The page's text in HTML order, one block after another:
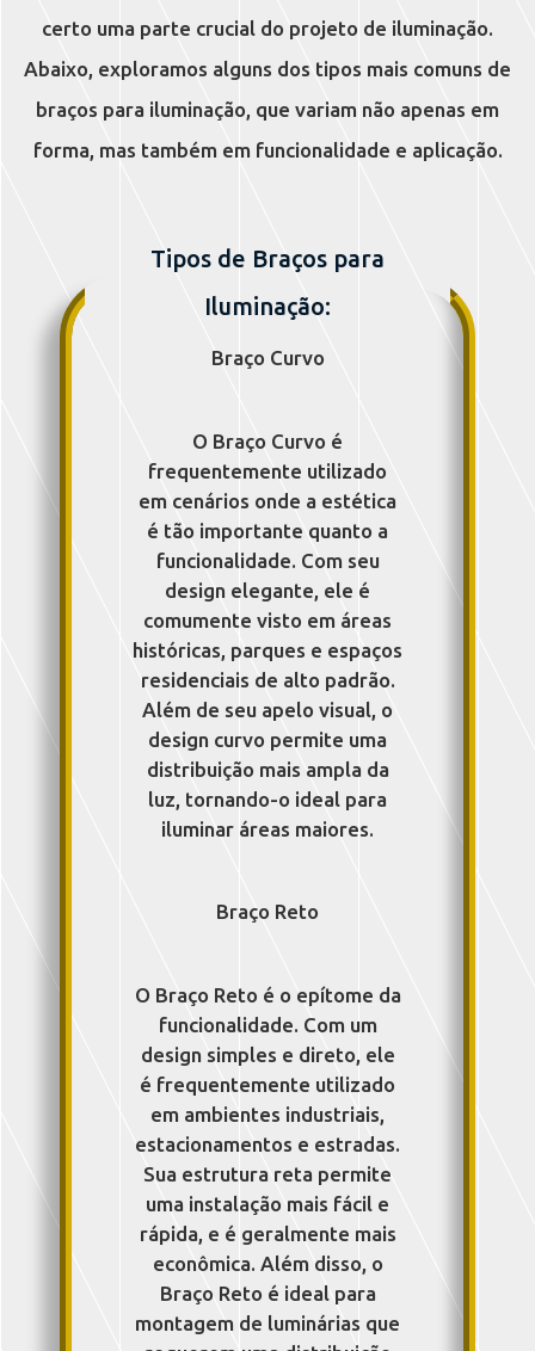
certo uma parte crucial do projeto de iluminação.
Abaixo, exploramos alguns dos tipos mais comuns de
braços para iluminação, que variam não apenas em
forma, mas também em funcionalidade e aplicação.
Tipos de Braços para
Iluminação:
Braço Curvo
O Braço Curvo é
frequentemente utilizado
em cenários onde a estética
é tão importante quanto a
funcionalidade. Com seu
design elegante, ele é
comumente visto em áreas
históricas, parques e espaços
residenciais de alto padrão.
Além de seu apelo visual, o
design curvo permite uma
distribuição mais ampla da
luz, tornando-o ideal para
iluminar áreas maiores.
Braço Reto
O Braço Reto é o epítome da
funcionalidade. Com um
design simples e direto, ele
é frequentemente utilizado
em ambientes industriais,
estacionamentos e estradas.
Sua estrutura reta permite
uma instalação mais fácil e
rápida, e é geralmente mais
econômica. Além disso, o
Braço Reto é ideal para
montagem de luminárias que